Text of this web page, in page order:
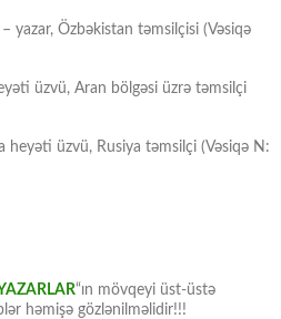
– yazar, Özbəkistan təmsilçisi (Vəsiqə
üzvü, Aran bölgəsi üzrə təmsilçi
heyəti üzvü, Rusiya təmsilçi (Vəsiqə N:
“ın mövqeyi üst-üstə
həmişə gözlənilməlidir!!!